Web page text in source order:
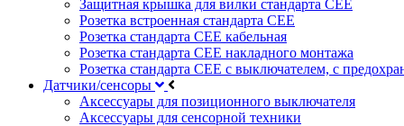
Защитная крышка для вилки стандарта CEE
Розетка встроенная стандарта CEE
Розетка стандарта СЕЕ кабельная
Розетка стандарта СЕЕ накладного монтажа
Розетка стандарта СЕЕ с выключателем, с
Датчики/сенсоры
Аксессуары для позиционного выключателя
Аксессуары для сенсорной техники